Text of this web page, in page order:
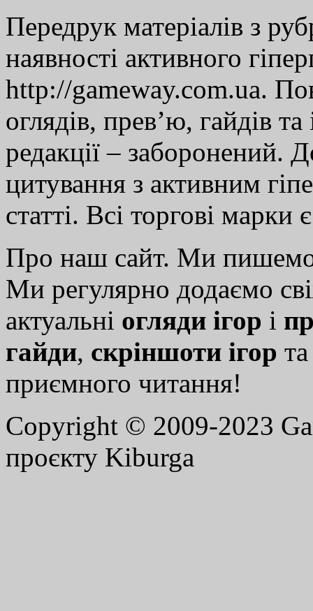
Передрук матеріалів з
наявності активного
http://gameway.com.ua.
оглядів, прев’ю, гайдів
редакції – заборонений.
цитування з активним
статті. Всі торгові марки
Про наш сайт. Ми
Ми регулярно додаємо
актуальні огляди ігор і
гайди, скріншоти ігор
приємного читання!
Copyright © 2009-2023
проєкту Kiburga